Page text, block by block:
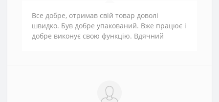
Все добре, отримав свій товар доволі
швидко. Був добре упакований. Вже працює і
добре виконує свою функцію. Вдячний